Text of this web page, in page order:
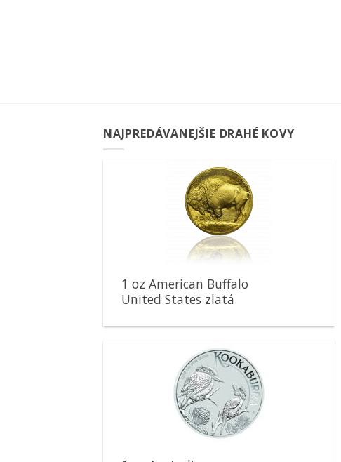
NAJPREDÁVANEJŠIE DRAHÉ KOVY
Pridať k
obľúbeným
1 oz American Buffalo
United States zlatá
Pridať k
obľúbeným